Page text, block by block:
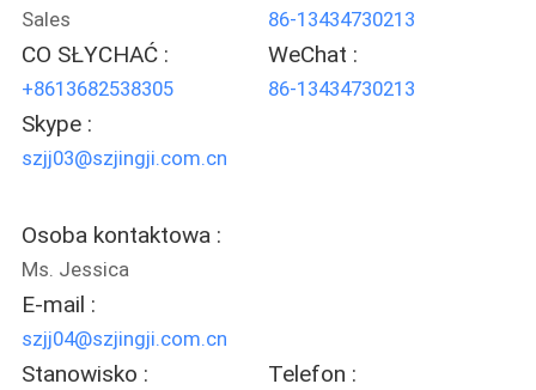
Sales 86-13434730213
CO SŁYCHAĆ :
+8613682538305
WeChat :
86-13434730213
Skype :
szjj03@szjingji.com.cn
Osoba kontaktowa :
Ms. Jessica​
E-mail :
szjj04@szjingji.com.cn
Stanowisko : Telefon :